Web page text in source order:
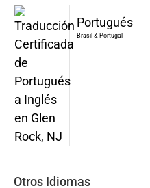
Portugués
Brasil & Portugal
Otros Idiomas